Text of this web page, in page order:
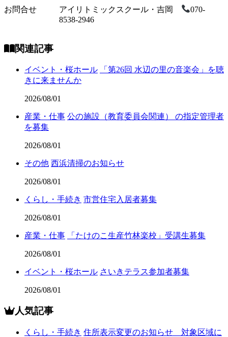
お問合せ アイリトミックスクール・吉岡
070-
8538-2946
関連記事
イベント・桜ホール
「第26回 水辺の里の音楽会」を聴
きに来ませんか
2026/08/01
産業・仕事 公の施設（教育委員会関連） の指定管理者
を募集
2026/08/01
その他 西浜清掃のお知らせ
2026/08/01
くらし・手続き 市営住宅入居者募集
2026/08/01
産業・仕事 「たけのこ生産竹林楽校」受講生募集
2026/08/01
イベント・桜ホール さいきテラス参加者募集
2026/08/01
人気記事
くらし・手続き 住所表示変更のお知らせ 対象区域に